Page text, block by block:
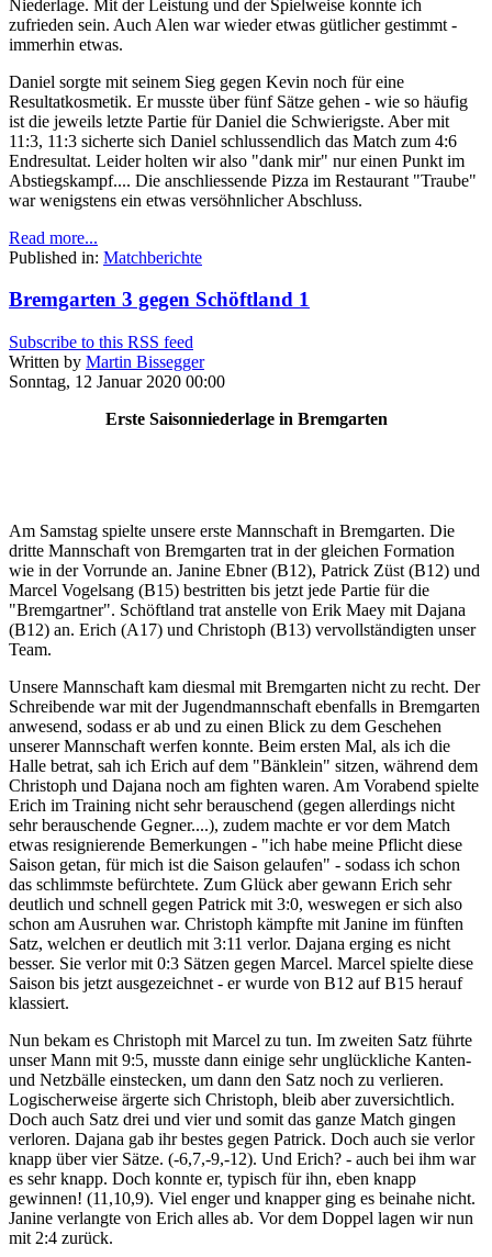
Niederlage. Mit der Leistung und der Spielweise konnte ich
zufrieden sein. Auch Alen war wieder etwas gütlicher gestimmt -
immerhin etwas.
Daniel sorgte mit seinem Sieg gegen Kevin noch für eine
Resultatkosmetik. Er musste über fünf Sätze gehen - wie so häufig
ist die jeweils letzte Partie für Daniel die Schwierigste. Aber mit
11:3, 11:3 sicherte sich Daniel schlussendlich das Match zum 4:6
Endresultat. Leider holten wir also "dank mir" nur einen Punkt im
Abstiegskampf.... Die anschliessende Pizza im Restaurant "Traube"
war wenigstens ein etwas versöhnlicher Abschluss.
Read more...
Published in: Matchberichte
Bremgarten 3 gegen Schöftland 1
Subscribe to this RSS feed
Written by Martin Bissegger
Sonntag, 12 Januar 2020 00:00
Erste Saisonniederlage in Bremgarten
Am Samstag spielte unsere erste Mannschaft in Bremgarten. Die
dritte Mannschaft von Bremgarten trat in der gleichen Formation
wie in der Vorrunde an. Janine Ebner (B12), Patrick Züst (B12) und
Marcel Vogelsang (B15) bestritten bis jetzt jede Partie für die
"Bremgartner". Schöftland trat anstelle von Erik Maey mit Dajana
(B12) an. Erich (A17) und Christoph (B13) vervollständigten unser
Team.
Unsere Mannschaft kam diesmal mit Bremgarten nicht zu recht. Der
Schreibende war mit der Jugendmannschaft ebenfalls in Bremgarten
anwesend, sodass er ab und zu einen Blick zu dem Geschehen
unserer Mannschaft werfen konnte. Beim ersten Mal, als ich die
Halle betrat, sah ich Erich auf dem "Bänklein" sitzen, während dem
Christoph und Dajana noch am fighten waren. Am Vorabend spielte
Erich im Training nicht sehr berauschend (gegen allerdings nicht
sehr berauschende Gegner....), zudem machte er vor dem Match
etwas resignierende Bemerkungen - "ich habe meine Pflicht diese
Saison getan, für mich ist die Saison gelaufen" - sodass ich schon
das schlimmste befürchtete. Zum Glück aber gewann Erich sehr
deutlich und schnell gegen Patrick mit 3:0, weswegen er sich also
schon am Ausruhen war. Christoph kämpfte mit Janine im fünften
Satz, welchen er deutlich mit 3:11 verlor. Dajana erging es nicht
besser. Sie verlor mit 0:3 Sätzen gegen Marcel. Marcel spielte diese
Saison bis jetzt ausgezeichnet - er wurde von B12 auf B15 herauf
klassiert.
Nun bekam es Christoph mit Marcel zu tun. Im zweiten Satz führte
unser Mann mit 9:5, musste dann einige sehr unglückliche Kanten-
und Netzbälle einstecken, um dann den Satz noch zu verlieren.
Logischerweise ärgerte sich Christoph, bleib aber zuversichtlich.
Doch auch Satz drei und vier und somit das ganze Match gingen
verloren. Dajana gab ihr bestes gegen Patrick. Doch auch sie verlor
knapp über vier Sätze. (-6,7,-9,-12). Und Erich? - auch bei ihm war
es sehr knapp. Doch konnte er, typisch für ihn, eben knapp
gewinnen! (11,10,9). Viel enger und knapper ging es beinahe nicht.
Janine verlangte von Erich alles ab. Vor dem Doppel lagen wir nun
mit 2:4 zurück.